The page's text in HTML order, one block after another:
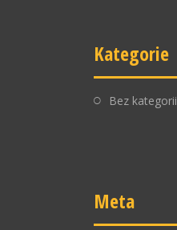
Kategorie
Bez kategorii
Meta